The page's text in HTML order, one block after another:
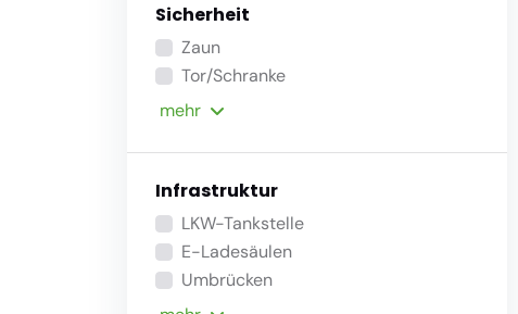
Sicherheit
Zaun
Tor/Schranke
mehr
Infrastruktur
LKW-Tankstelle
E-Ladesäulen
Umbrücken